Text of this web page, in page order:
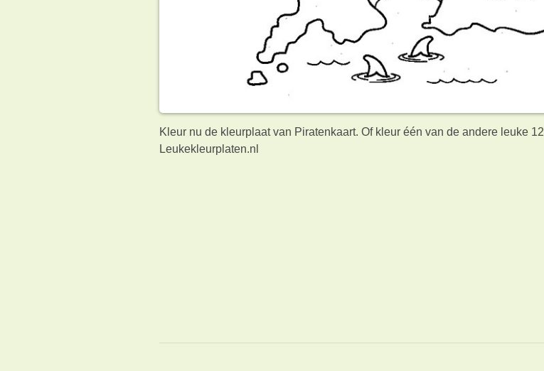
Kleur nu de kleurplaat van Piratenkaart. Of kleur één van de andere leuke 12
Leukekleurplaten.nl